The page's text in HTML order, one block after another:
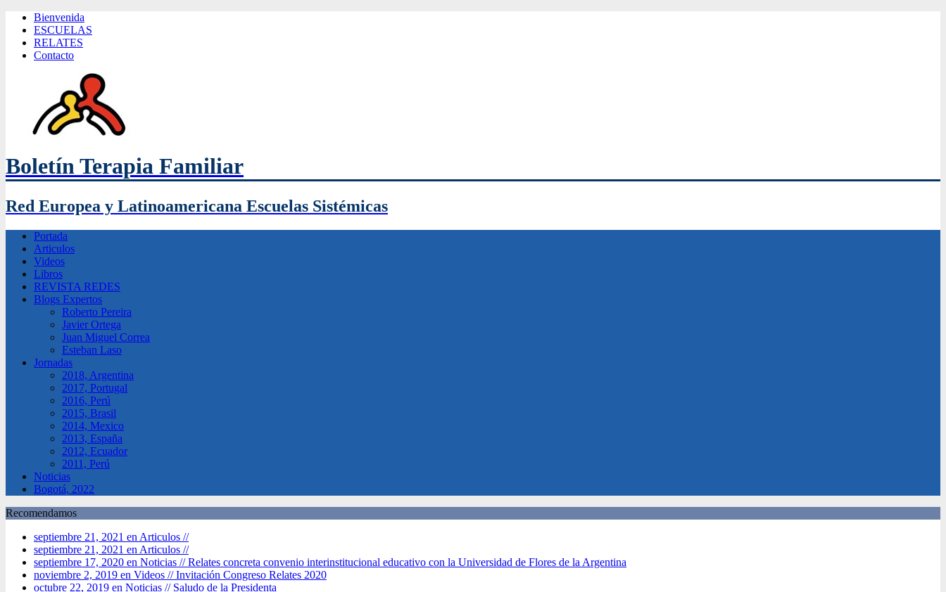
Bienvenida
ESCUELAS
RELATES
Contacto
Boletín Terapia Familiar
Red Europea y Latinoamericana Escuelas Sistémicas
Portada
Articulos
Videos
Libros
REVISTA REDES
Blogs Expertos
Roberto Pereira
Javier Ortega
Juan Miguel Correa
Esteban Laso
Jornadas
2018, Argentina
2017, Portugal
2016, Perú
2015, Brasil
2014, Mexico
2013, España
2012, Ecuador
2011, Perú
Noticias
Bogotá, 2022
Recomendamos
septiembre 21, 2021 en Articulos //
septiembre 21, 2021 en Articulos //
septiembre 17, 2020 en Noticias //Relates concreta convenio interinstitucional educativo con la Universidad de Flores de la Argentina
noviembre 2, 2019 en Videos //Invitación Congreso Relates 2020
octubre 22, 2019 en Noticias // Saludo de la Presidenta